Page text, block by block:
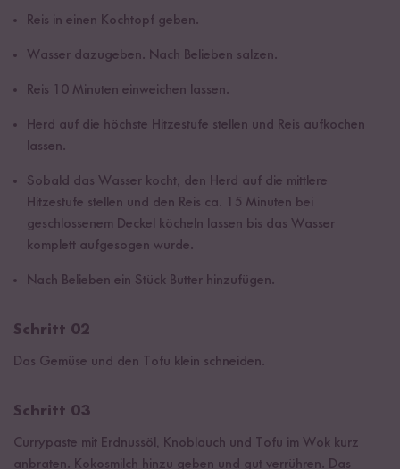
Reis in einen Kochtopf geben.
Wasser dazugeben. Nach Belieben salzen.
Reis 10 Minuten einweichen lassen.
Herd auf die höchste Hitzestufe stellen und Reis aufkochen
lassen.
Sobald das Wasser kocht, den Herd auf die mittlere
Hitzestufe stellen und den Reis ca. 15 Minuten bei
geschlossenem Deckel köcheln lassen bis das Wasser
komplett aufgesogen wurde.
Nach Belieben ein Stück Butter hinzufügen.
Schritt 02
Das Gemüse und den Tofu klein schneiden.
Schritt 03
Currypaste mit Erdnussöl, Knoblauch und Tofu im Wok kurz
anbraten. Kokosmilch hinzu geben und gut verrühren. Das